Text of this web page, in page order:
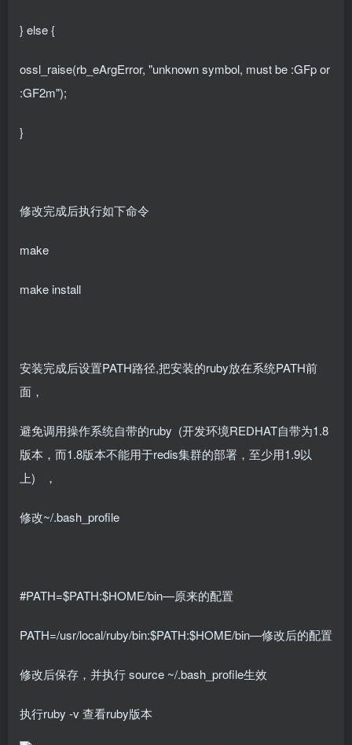
} else {
ossl_raise(rb_eArgError, "unknown symbol, must be :GFp or
:GF2m");
}
修改完成后执行如下命令
make
make install
安装完成后设置PATH路径,把安装的ruby放在系统PATH前
面，
避免调用操作系统自带的ruby (开发环境REDHAT自带为1.8
版本，而1.8版本不能用于redis集群的部署，至少用1.9以
上) ，
修改~/.bash_profile
#PATH=$PATH:$HOME/bin—原来的配置
PATH=/usr/local/ruby/bin:$PATH:$HOME/bin—修改后的配置
修改后保存，并执行 source ~/.bash_profile生效
执行ruby -v 查看ruby版本